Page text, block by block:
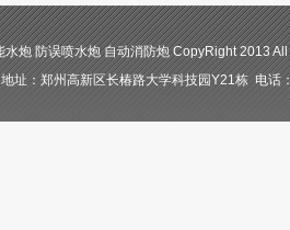
水炮 防误喷水炮 自动消防炮 CopyRight 2013
地址：郑州高新区长椿路大学科技园Y21栋 电